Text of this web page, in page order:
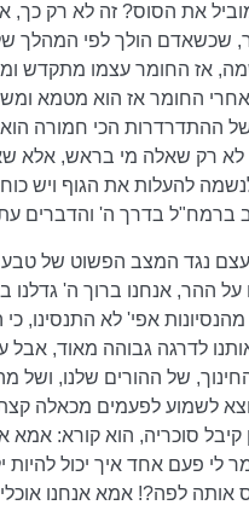
את הסוס? זה לא רק כך,
שכשאדם הולך לפי המהלך
אז החומר עצמו מתקדש
החומר אז הוא מטמא
ההתדרדרות הכי חמורה הוא
לא רק שאלה מי בראש, אלא
להעלות את הגוף ויש
בדרך ה' והדברים
נגד המצב הפשוט של
על ההר, אנחנו ברוך ה'
אפי' לא התנסינו, כי
לדרגה גבוהה מאוד, אבל
של ההורים שלנו, ושל
לשמוע לפעמים מכאלה
קיבל סוכריה, הוא קורא: אמא
פעם אחד איך יכול להיות
אותה לפה?! אמא אנחנו